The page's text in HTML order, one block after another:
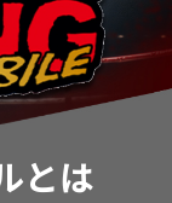
とは